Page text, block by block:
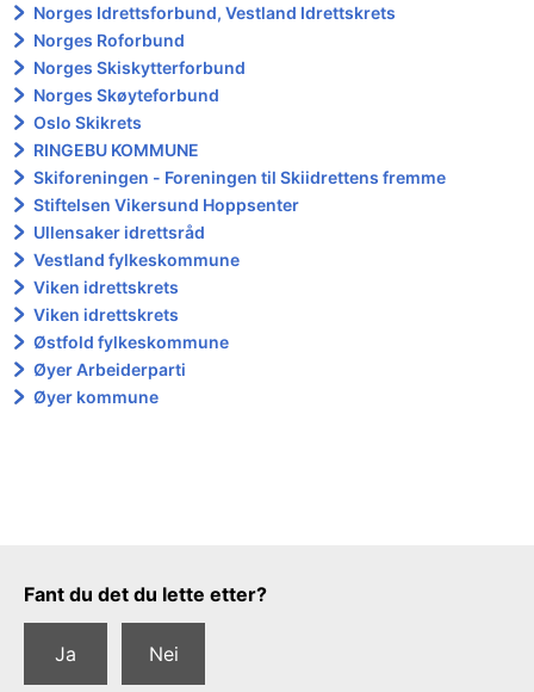
Norges Idrettsforbund, Vestland Idrettskrets
Norges Roforbund
Norges Skiskytterforbund
Norges Skøyteforbund
Oslo Skikrets
RINGEBU KOMMUNE
Skiforeningen - Foreningen til Skiidrettens fremme
Stiftelsen Vikersund Hoppsenter
Ullensaker idrettsråd
Vestland fylkeskommune
Viken idrettskrets
Viken idrettskrets
Østfold fylkeskommune
Øyer Arbeiderparti
Øyer kommune
Tilbakemeldingsskjema
Fant du det du lette etter?
Ja Nei